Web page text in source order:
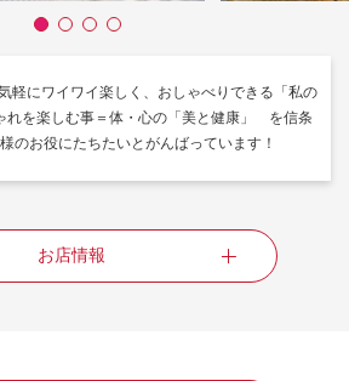
軽にワイワイ楽しく、おしゃべりできる「私の
楽しむ事＝体・心の「美と健康」 を信条
のお役にたちたいとがんばっています！
お店情報